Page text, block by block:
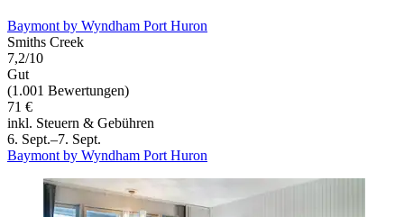
Baymont by Wyndham Port Huron
Smiths Creek
7,2/10
Gut
(1.001 Bewertungen)
71 €
inkl. Steuern & Gebühren
6. Sept.–7. Sept.
Baymont by Wyndham Port Huron